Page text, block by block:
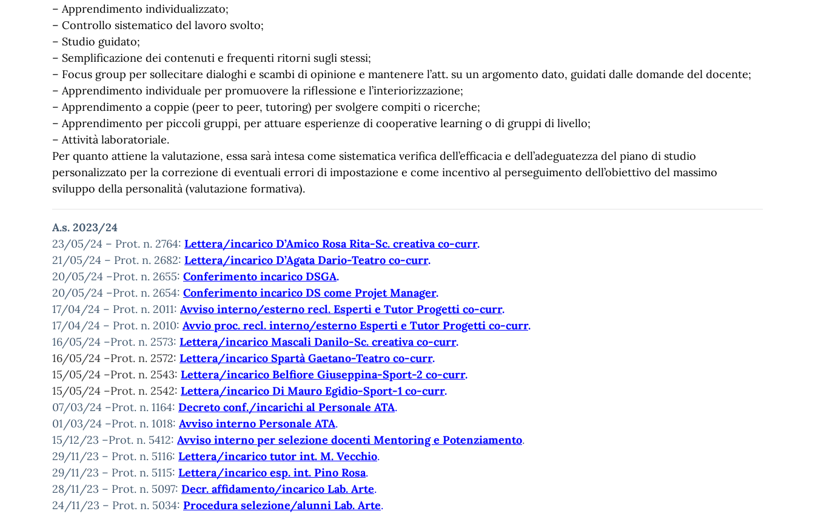
– Apprendimento individualizzato;
– Controllo sistematico del lavoro svolto;
– Studio guidato;
– Semplificazione dei contenuti e frequenti ritorni sugli stessi;
– Focus group per sollecitare dialoghi e scambi di opinione e mantenere l’att. su un argomento dato, guidati dalle domande del docente;
– Apprendimento individuale per promuovere la riflessione e l’interiorizzazione;
– Apprendimento a coppie (peer to peer, tutoring) per svolgere compiti o ricerche;
– Apprendimento per piccoli gruppi, per attuare esperienze di cooperative learning o di gruppi di livello;
– Attività laboratoriale.
Per quanto attiene la valutazione, essa sarà intesa come sistematica verifica dell’efficacia e dell’adeguatezza del piano di studio
personalizzato per la correzione di eventuali errori di impostazione e come incentivo al perseguimento dell’obiettivo del massimo
sviluppo della personalità (valutazione formativa).
A.s. 2023/24
23/05/24 – Prot. n. 2764: Lettera/incarico D’Amico Rosa Rita-Sc. creativa co-curr.
21/05/24 – Prot. n. 2682: Lettera/incarico D’Agata Dario-Teatro co-curr.
20/05/24 –Prot. n. 2655: Conferimento incarico DSGA.
20/05/24 –Prot. n. 2654: Conferimento incarico DS come Projet Manager.
17/04/24 – Prot. n. 2011: Avviso interno/esterno recl. Esperti e Tutor Progetti co-curr.
17/04/24 – Prot. n. 2010: Avvio proc. recl. interno/esterno Esperti e Tutor Progetti co-curr.
16/05/24 –Prot. n. 2573: Lettera/incarico Mascali Danilo-Sc. creativa co-curr.
16/05/24 –Prot. n. 2572: Lettera/incarico Spartà Gaetano-Teatro co-curr.
15/05/24 –Prot. n. 2543: Lettera/incarico Belfiore Giuseppina-Sport-2 co-curr.
15/05/24 –Prot. n. 2542: Lettera/incarico Di Mauro Egidio-Sport-1 co-curr.
07/03/24 –Prot. n. 1164: Decreto conf./incarichi al Personale ATA.
01/03/24 –Prot. n. 1018: Avviso interno Personale ATA.
15/12/23 –Prot. n. 5412: Avviso interno per selezione docenti Mentoring e Potenziamento.
29/11/23 – Prot. n. 5116: Lettera/incarico tutor int. M. Vecchio.
29/11/23 – Prot. n. 5115: Lettera/incarico esp. int. Pino Rosa.
28/11/23 – Prot. n. 5097: Decr. affidamento/incarico Lab. Arte.
24/11/23 – Prot. n. 5034: Procedura selezione/alunni Lab. Arte.